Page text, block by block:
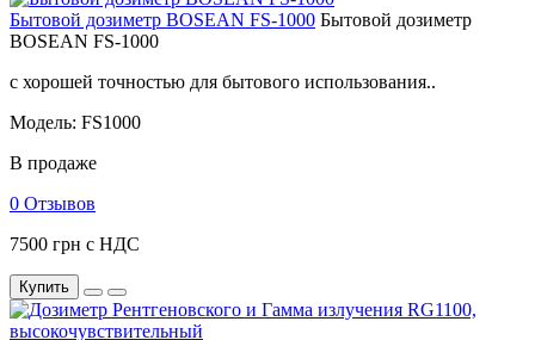
Бытовой дозиметр BOSEAN FS-1000 Бытовой дозиметр
BOSEAN FS-1000
с хорошей точностью для бытового использования..
Модель: FS1000
В продаже
0 Отзывов
7500 грн с НДС
Купить